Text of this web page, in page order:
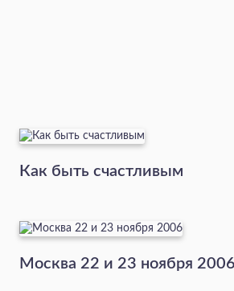
Как быть счастливым
Москва 22 и 23 ноября 2006